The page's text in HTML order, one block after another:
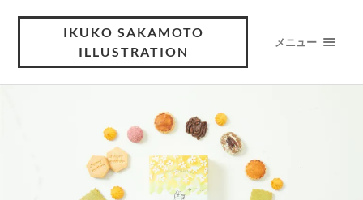
IKUKO SAKAMOTO
ILLUSTRATION
メニュー